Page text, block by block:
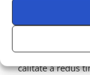
pot acum
beneficiind de
Generarea
calitate a redus